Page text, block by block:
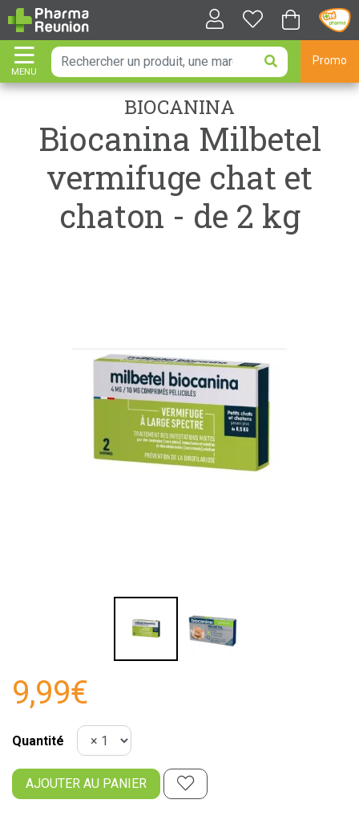
MENU
AFFICHER LA NAVIGATION
Promo
BIOCANINA
Biocanina Milbetel
vermifuge chat et
chaton - de 2 kg
9,99€
Quantité
AJOUTER AU PANIER